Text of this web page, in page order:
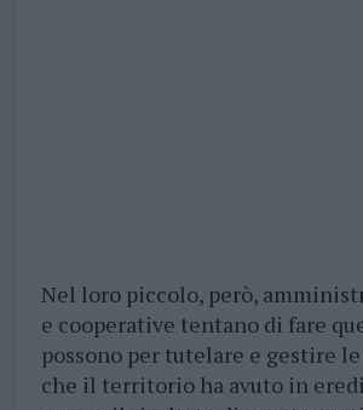
Nel loro piccolo, però,
e cooperative tentano di fare
possono per tutelare e gestire
che il territorio ha avuto in